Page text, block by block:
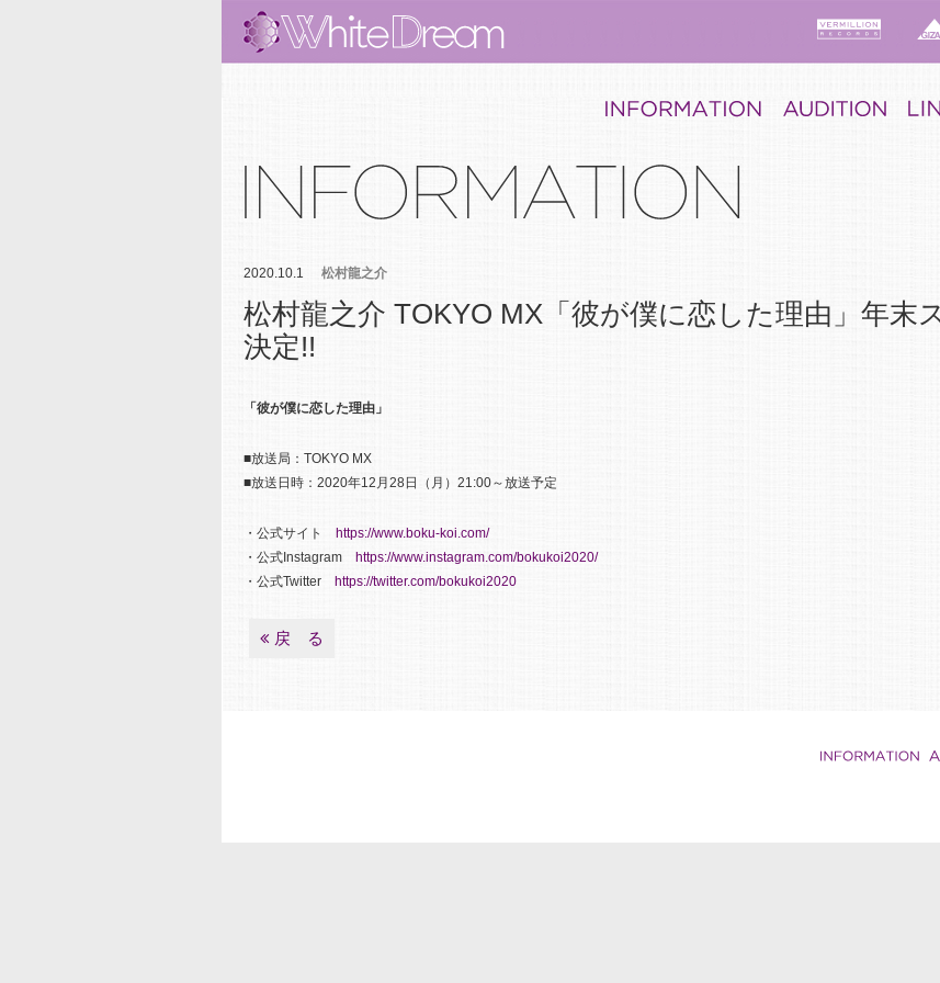
2020.10.1 松村龍之介
松村龍之介 TOKYO MX「彼が僕に恋した理由」年末
決定!!
「彼が僕に恋した理由」
■放送局：TOKYO MX
■放送日時：2020年12月28日（月）21:00～放送予定
・公式サイト https://www.boku-koi.com/
・公式Instagram
https://www.instagram.com/bokukoi2020/
・公式Twitter https://twitter.com/bokukoi2020
戻 る